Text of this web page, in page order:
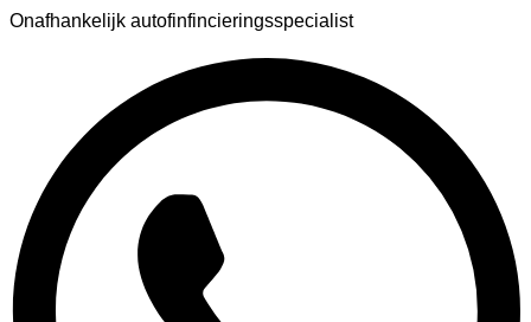
Onafhankelijk autofinfincieringsspecialist